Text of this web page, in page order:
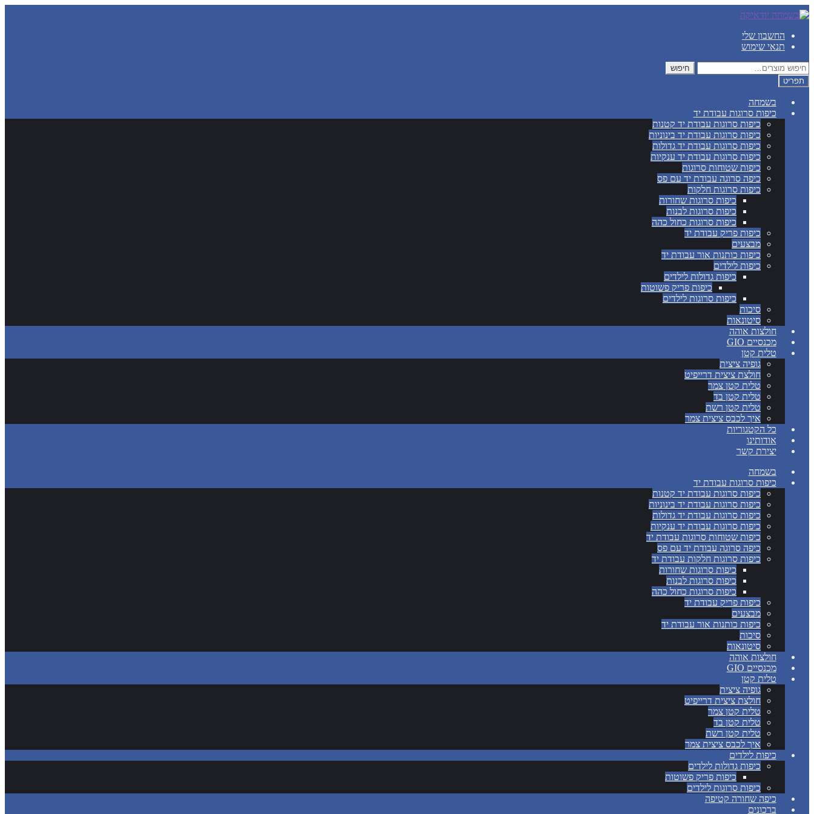
דלג
לדלג
החשבון שלי
תנאי שימוש
חיפוש
עבור:
חיפוש
תפריט
בשמחה
כיפות סרוגות עבודת יד
כיפות סרוגות עבודת יד קטנות
כיפות סרוגות עבודת יד בינוניות
כיפות סרוגות עבודת יד גדולות
כיפות סרוגות עבודת יד ענקיות
כיפות שטוחות סרוגות
כיפה סרוגה עבודת יד עם פס
כיפות סרוגות חלקות
כיפות סרוגות שחורות
כיפות סרוגות לבנות
כיפות סרוגות כחול כהה
כיפות פריק עבודת יד
מבצעים
כיפות כותנות אור עבודת יד
כיפות לילדים
כיפות גדולות לילדים
כיפות פריק פשוטות
כיפות סרוגות לילדים
סיכות
סיטונאות
חולצות אוהה
מכנסיים GIO
טלית קטן
גופיה ציצית
חולצת ציצית דרייפיט
טלית קטן צמר
טלית קטן בד
טלית קטן רשת
איך לכבס ציצית צמר
כל הקטגוריות
אודותינו
יצירת קשר
בשמחה
כיפות סרוגות עבודת יד
כיפות סרוגות עבודת יד קטנות
כיפות סרוגות עבודת יד בינוניות
כיפות סרוגות עבודת יד גדולות
כיפות סרוגות עבודת יד ענקיות
כיפות שטוחות סרוגות עבודת יד
כיפה סרוגה עבודת יד עם פס
כיפות סרוגות חלקות עבודת יד
כיפות סרוגות שחורות
כיפות סרוגות לבנות
כיפות סרוגות כחול כהה
כיפות פריק עבודת יד
מבצעים
כיפות כותנות אור עבודת יד
סיכות
סיטונאות
חולצות אוהה
מכנסיים GIO
טלית קטן
גופיה ציצית
חולצת ציצית דרייפיט
טלית קטן צמר
טלית קטן בד
טלית קטן רשת
איך לכבס ציצית צמר
כיפות לילדים
כיפות גדולות לילדים
כיפות פריק פשוטות
כיפות סרוגות לילדים
כיפה שחורה קטיפה
ברכונים